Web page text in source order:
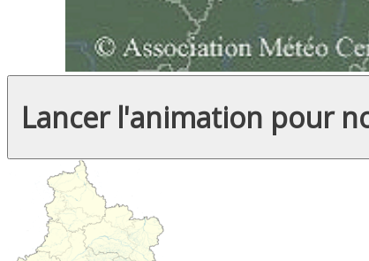
Lancer l'animation pour